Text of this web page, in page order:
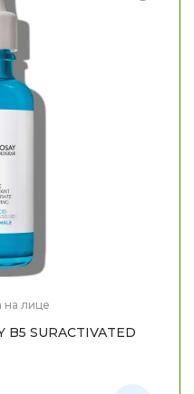
на лице
B5 SURACTIVATED